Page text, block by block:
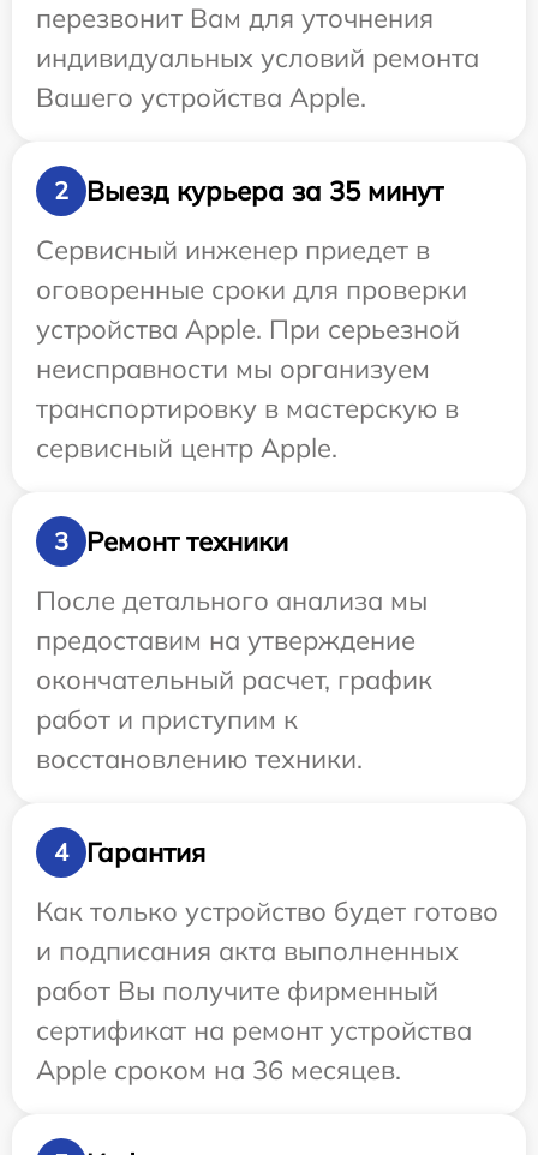
перезвонит Вам для уточнения
индивидуальных условий ремонта
Вашего устройства Apple.
2
Выезд курьера за 35 минут
Сервисный инженер приедет в
оговоренные сроки для проверки
устройства Apple. При серьезной
неисправности мы организуем
транспортировку в мастерскую в
сервисный центр Apple.
3
Ремонт техники
После детального анализа мы
предоставим на утверждение
окончательный расчет, график
работ и приступим к
восстановлению техники.
4
Гарантия
Как только устройство будет готово
и подписания акта выполненных
работ Вы получите фирменный
сертификат на ремонт устройства
Apple сроком на 36 месяцев.